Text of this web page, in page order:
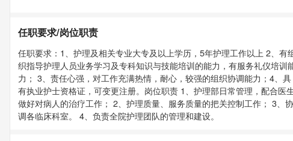
任职要求/岗位职责
任职要求：1、护理及相关专业大专及以上学历，5年护理工作以上 2、有
织指导护理人员业务学习及专科知识与技能培训的能力，有服务礼仪培训
力； 3、责任心强，对工作充满热情，耐心，较强的组织协调能力；4、具
有执业护士资格证，可变更注册。岗位职责 1、护理部日常管理，配合医
做好对病人的治疗工作； 2、护理质量、服务质量的把关控制工作； 3、协
调各临床科室。 4、负责全院护理团队的管理和建设。